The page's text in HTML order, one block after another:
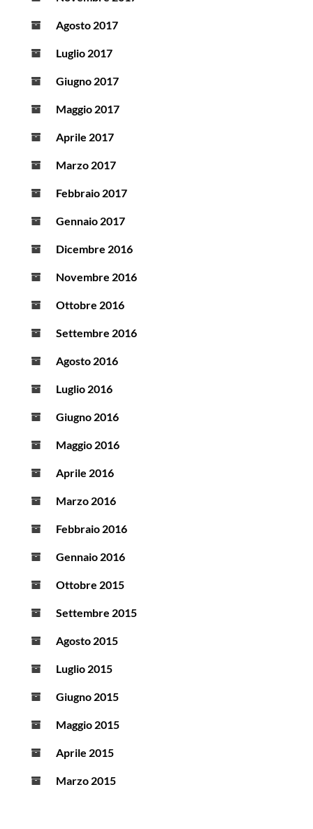
Agosto 2017
Luglio 2017
Giugno 2017
Maggio 2017
Aprile 2017
Marzo 2017
Febbraio 2017
Gennaio 2017
Dicembre 2016
Novembre 2016
Ottobre 2016
Settembre 2016
Agosto 2016
Luglio 2016
Giugno 2016
Maggio 2016
Aprile 2016
Marzo 2016
Febbraio 2016
Gennaio 2016
Ottobre 2015
Settembre 2015
Agosto 2015
Luglio 2015
Giugno 2015
Maggio 2015
Aprile 2015
Marzo 2015